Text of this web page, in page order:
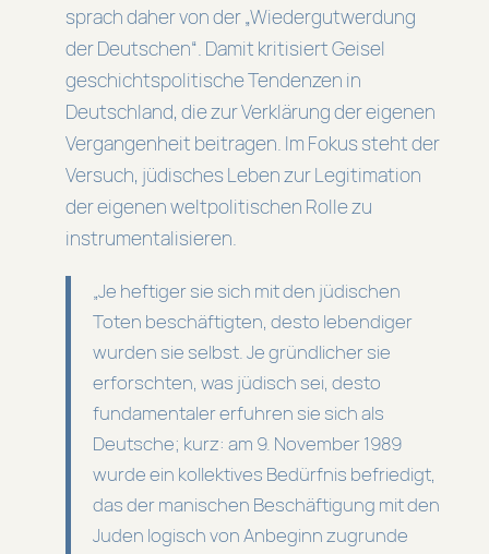
sprach daher von der „Wiedergutwerdung
der Deutschen“. Damit kritisiert Geisel
geschichtspolitische Tendenzen in
Deutschland, die zur Verklärung der eigenen
Vergangenheit beitragen. Im Fokus steht der
Versuch, jüdisches Leben zur Legitimation
der eigenen weltpolitischen Rolle zu
instrumentalisieren.
„Je heftiger sie sich mit den jüdischen
Toten beschäftigten, desto lebendiger
wurden sie selbst. Je gründlicher sie
erforschten, was jüdisch sei, desto
fundamentaler erfuhren sie sich als
Deutsche; kurz: am 9. November 1989
wurde ein kollektives Bedürfnis befriedigt,
das der manischen Beschäftigung mit den
Juden logisch von Anbeginn zugrunde